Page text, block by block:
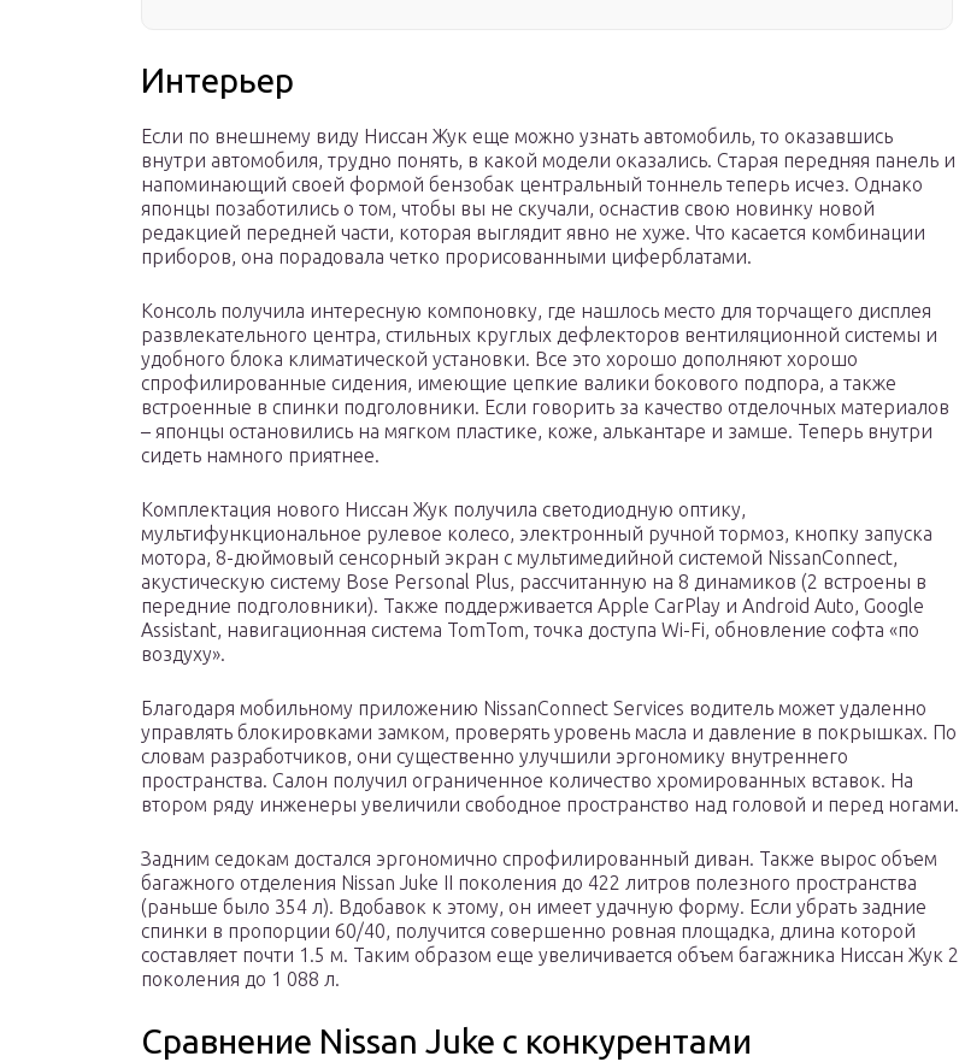
Интерьер
Если по внешнему виду Ниссан Жук еще можно узнать автомобиль, то оказавшись
внутри автомобиля, трудно понять, в какой модели оказались. Старая передняя панель и
напоминающий своей формой бензобак центральный тоннель теперь исчез. Однако
японцы позаботились о том, чтобы вы не скучали, оснастив свою новинку новой
редакцией передней части, которая выглядит явно не хуже. Что касается комбинации
приборов, она порадовала четко прорисованными циферблатами.
Консоль получила интересную компоновку, где нашлось место для торчащего дисплея
развлекательного центра, стильных круглых дефлекторов вентиляционной системы и
удобного блока климатической установки. Все это хорошо дополняют хорошо
спрофилированные сидения, имеющие цепкие валики бокового подпора, а также
встроенные в спинки подголовники. Если говорить за качество отделочных материалов
– японцы остановились на мягком пластике, коже, алькантаре и замше. Теперь внутри
сидеть намного приятнее.
Комплектация нового Ниссан Жук получила светодиодную оптику,
мультифункциональное рулевое колесо, электронный ручной тормоз, кнопку запуска
мотора, 8-дюймовый сенсорный экран с мультимедийной системой NissanConnect,
акустическую систему Bose Personal Plus, рассчитанную на 8 динамиков (2 встроены в
передние подголовники). Также поддерживается Apple CarPlay и Android Auto, Google
Assistant, навигационная система TomTom, точка доступа Wi-Fi, обновление софта «по
воздуху».
Благодаря мобильному приложению NissanConnect Services водитель может удаленно
управлять блокировками замком, проверять уровень масла и давление в покрышках. По
словам разработчиков, они существенно улучшили эргономику внутреннего
пространства. Салон получил ограниченное количество хромированных вставок. На
втором ряду инженеры увеличили свободное пространство над головой и перед ногами.
Задним седокам достался эргономично спрофилированный диван. Также вырос объем
багажного отделения Nissan Juke II поколения до 422 литров полезного пространства
(раньше было 354 л). Вдобавок к этому, он имеет удачную форму. Если убрать задние
спинки в пропорции 60/40, получится совершенно ровная площадка, длина которой
составляет почти 1.5 м. Таким образом еще увеличивается объем багажника Ниссан Жук 2
поколения до 1 088 л.
Сравнение Nissan Juke с конкурентами